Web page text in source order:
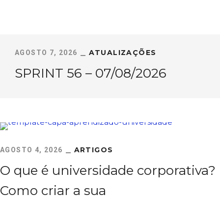
AGOSTO 7, 2026 ATUALIZAÇÕES
SPRINT 56 – 07/08/2026
AGOSTO 4, 2026 ARTIGOS
O que é universidade corporativa?
Como criar a sua